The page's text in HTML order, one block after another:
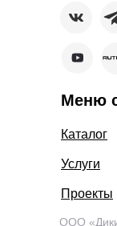
Меню
Каталог
Услуги
Проекты
ООО